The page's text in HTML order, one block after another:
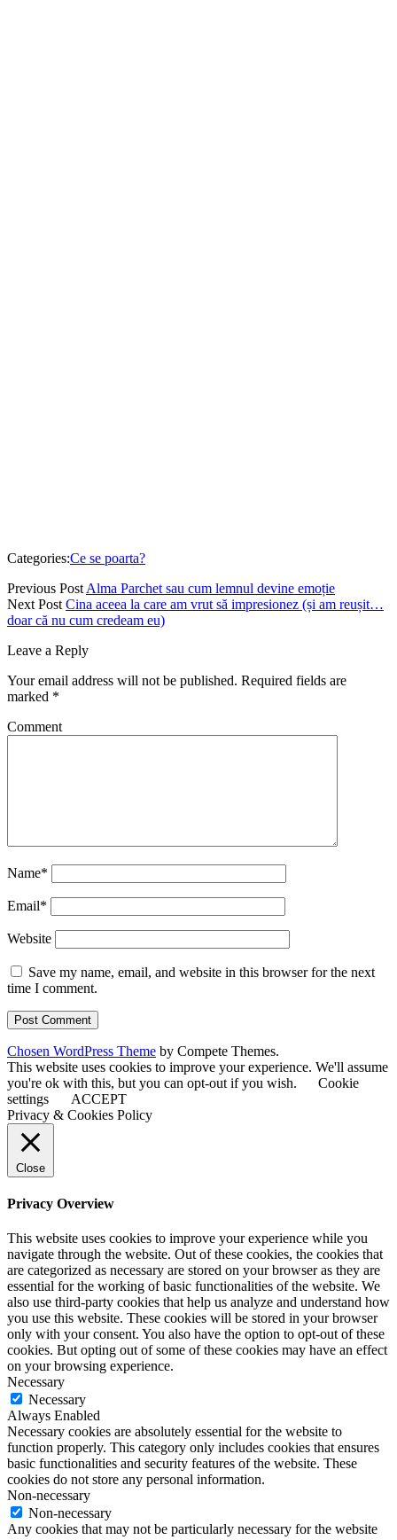
Categories:Ce se poarta?
Previous Post Alma Parchet sau cum lemnul devine emoție
Next Post Cina aceea la care am vrut să impresionez (și am reușit…
doar că nu cum credeam eu)
Leave a Reply
Your email address will not be published. Required fields are
marked *
Comment
Name*
Email*
Website
Save my name, email, and website in this browser for the next
time I comment.
Chosen WordPress Theme by Compete Themes.
This website uses cookies to improve your experience. We'll assume
you're ok with this, but you can opt-out if you wish.
Cookie
settings
ACCEPT
Privacy & Cookies Policy
Close
Privacy Overview
This website uses cookies to improve your experience while you
navigate through the website. Out of these cookies, the cookies that
are categorized as necessary are stored on your browser as they are
essential for the working of basic functionalities of the website. We
also use third-party cookies that help us analyze and understand how
you use this website. These cookies will be stored in your browser
only with your consent. You also have the option to opt-out of these
cookies. But opting out of some of these cookies may have an effect
on your browsing experience.
Necessary
Necessary
Always Enabled
Necessary cookies are absolutely essential for the website to
function properly. This category only includes cookies that ensures
basic functionalities and security features of the website. These
cookies do not store any personal information.
Non-necessary
Non-necessary
Any cookies that may not be particularly necessary for the website